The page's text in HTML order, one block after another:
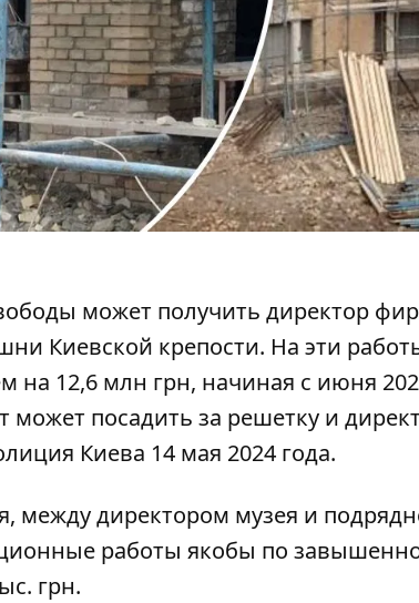
может получить директор
Киевской крепости. На эти
на 12,6 млн грн, начиная с июня
может посадить за решетку и
Киева 14 мая 2024 года.
между директором музея и
работы якобы по
грн.